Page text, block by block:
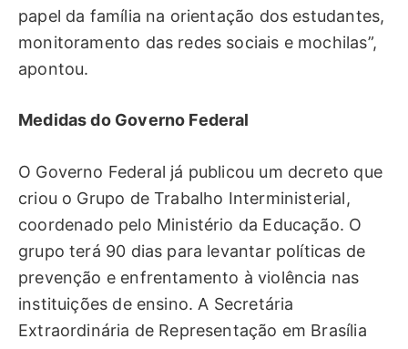
papel da família na orientação dos estudantes,
monitoramento das redes sociais e mochilas”,
apontou.
Medidas do Governo Federal
O Governo Federal já publicou um decreto que
criou o Grupo de Trabalho Interministerial,
coordenado pelo Ministério da Educação. O
grupo terá 90 dias para levantar políticas de
prevenção e enfrentamento à violência nas
instituições de ensino. A Secretária
Extraordinária de Representação em Brasília